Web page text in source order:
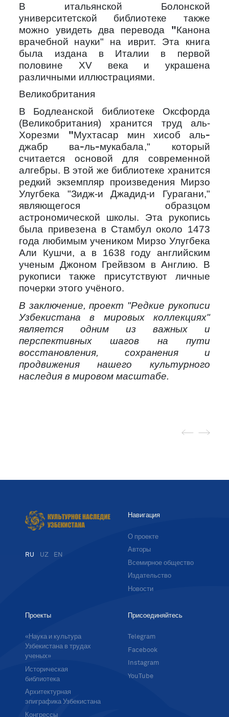
В итальянской Болонской
университетской библиотеке также
можно увидеть два перевода
"Канона
врачебной науки" на иврит. Эта книга
была издана в Италии в первой
половине XVвека и украшена
различными иллюстрациями.
Великобритания
В Бодлеанской библиотеке Оксфорда
(Великобритания) хранится труд аль-
Хорезми
"Мухтасар мин хисоб аль-
джабр ва-ль-мукабала," который
считается основой для современной
алгебры. В этой же библиотеке хранится
редкий экземпляр произведения Мирзо
Улугбека "Зидж-и Джадид-и Гурагани,"
являющегося образцом
астрономической школы. Эта рукопись
была привезена в Стамбул около 1473
года любимым учеником Мирзо Улугбека
Али Кушчи, а в 1638 году английским
ученым Джоном Грейвзом в Англию. В
рукописи также присутствуют личные
почерки этого учёного.
В заключение, проект "Редкие рукописи
Узбекистана в мировых коллекциях"
является одним из важных и
перспективных шагов на пути
восстановления, сохранения и
продвижения нашего культурного
наследия в мировом масштабе.
RU UZ EN
Навигация
О проекте
Авторы
Всемирное общество
Издательство
Новости
Проекты
«Наука и культура
Узбекистана в трудах
ученых»
Историческая
библиотека
Архитектурная
эпиграфика Узбекистана
Конгрессы
Присоединяйтесь
Telegram
Facebook
Instagram
YouTube